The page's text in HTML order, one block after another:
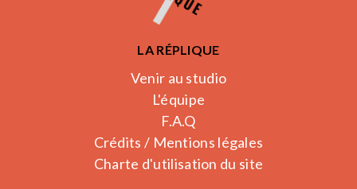
LA RÉPLIQUE
Venir au studio
L'équipe
F.A.Q
Crédits / Mentions légales
Charte d'utilisation du site